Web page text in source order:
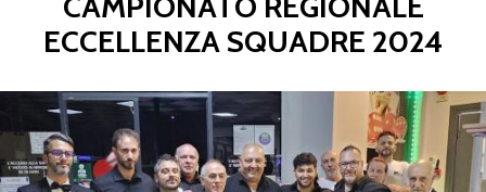
ECCELLENZA SQUADRE 2024